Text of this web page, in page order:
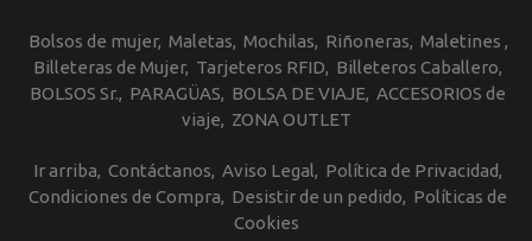
Bolsos de mujer Maletas Mochilas Riñoneras Maletines
Billeteras de Mujer Tarjeteros RFID
Billeteros Caballero
BOLSOS Sr.
PARAGÜAS BOLSA DE VIAJE ACCESORIOS de
viaje
ZONA OUTLET
Ir arriba Contáctanos Aviso Legal
Política de Privacidad
Condiciones de Compra
Desistir de un pedido
Políticas de
Cookies